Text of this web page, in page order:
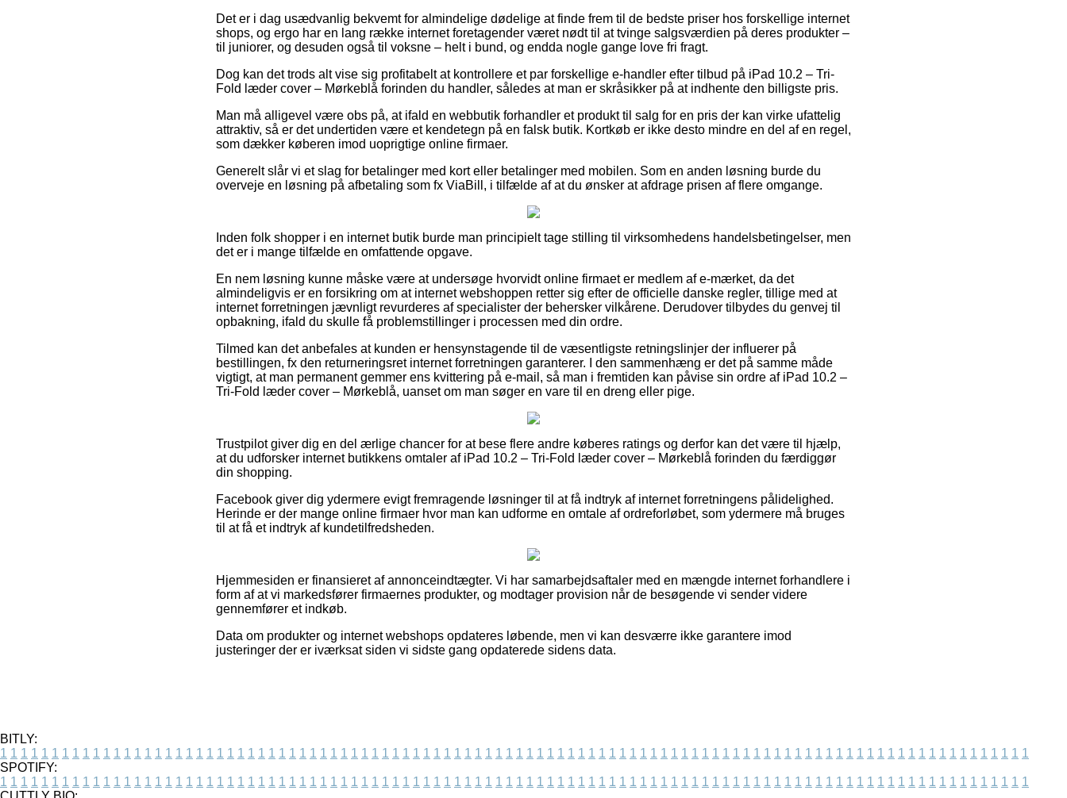
Det er i dag usædvanlig bekvemt for almindelige dødelige at finde frem til de bedste priser hos forskellige internet
shops, og ergo har en lang række internet foretagender været nødt til at tvinge salgsværdien på deres produkter –
til juniorer, og desuden også til voksne – helt i bund, og endda nogle gange love fri fragt.
Dog kan det trods alt vise sig profitabelt at kontrollere et par forskellige e-handler efter tilbud på iPad 10.2 – Tri-
Fold læder cover – Mørkeblå forinden du handler, således at man er skråsikker på at indhente den billigste pris.
Man må alligevel være obs på, at ifald en webbutik forhandler et produkt til salg for en pris der kan virke ufattelig
attraktiv, så er det undertiden være et kendetegn på en falsk butik. Kortkøb er ikke desto mindre en del af en regel,
som dækker køberen imod uoprigtige online firmaer.
Generelt slår vi et slag for betalinger med kort eller betalinger med mobilen. Som en anden løsning burde du
overveje en løsning på afbetaling som fx ViaBill, i tilfælde af at du ønsker at afdrage prisen af flere omgange.
Inden folk shopper i en internet butik burde man principielt tage stilling til virksomhedens handelsbetingelser, men
det er i mange tilfælde en omfattende opgave.
En nem løsning kunne måske være at undersøge hvorvidt online firmaet er medlem af e-mærket, da det
almindeligvis er en forsikring om at internet webshoppen retter sig efter de officielle danske regler, tillige med at
internet forretningen jævnligt revurderes af specialister der behersker vilkårene. Derudover tilbydes du genvej til
opbakning, ifald du skulle få problemstillinger i processen med din ordre.
Tilmed kan det anbefales at kunden er hensynstagende til de væsentligste retningslinjer der influerer på
bestillingen, fx den returneringsret internet forretningen garanterer. I den sammenhæng er det på samme måde
vigtigt, at man permanent gemmer ens kvittering på e-mail, så man i fremtiden kan påvise sin ordre af iPad 10.2 –
Tri-Fold læder cover – Mørkeblå, uanset om man søger en vare til en dreng eller pige.
Trustpilot giver dig en del ærlige chancer for at bese flere andre køberes ratings og derfor kan det være til hjælp,
at du udforsker internet butikkens omtaler af iPad 10.2 – Tri-Fold læder cover – Mørkeblå forinden du færdiggør
din shopping.
Facebook giver dig ydermere evigt fremragende løsninger til at få indtryk af internet forretningens pålidelighed.
Herinde er der mange online firmaer hvor man kan udforme en omtale af ordreforløbet, som ydermere må bruges
til at få et indtryk af kundetilfredsheden.
Hjemmesiden er finansieret af annonceindtægter. Vi har samarbejdsaftaler med en mængde internet forhandlere i
form af at vi markedsfører firmaernes produkter, og modtager provision når de besøgende vi sender videre
gennemfører et indkøb.
Data om produkter og internet webshops opdateres løbende, men vi kan desværre ikke garantere imod
justeringer der er iværksat siden vi sidste gang opdaterede sidens data.
BITLY:
1 1 1 1 1 1 1 1 1 1 1 1 1 1 1 1 1 1 1 1 1 1 1 1 1 1 1 1 1 1 1 1 1 1 1 1 1 1 1 1 1 1 1 1 1 1 1 1 1 1 1 1 1 1 1 1 1 1 1 1 1 1 1 1 1 1 1 1 1 1 1 1 1 1 1 1 1 1 1 1 1 1 1 1 1 1 1 1 1 1 1 1 1 1 1 1 1 1 1 1
SPOTIFY:
1 1 1 1 1 1 1 1 1 1 1 1 1 1 1 1 1 1 1 1 1 1 1 1 1 1 1 1 1 1 1 1 1 1 1 1 1 1 1 1 1 1 1 1 1 1 1 1 1 1 1 1 1 1 1 1 1 1 1 1 1 1 1 1 1 1 1 1 1 1 1 1 1 1 1 1 1 1 1 1 1 1 1 1 1 1 1 1 1 1 1 1 1 1 1 1 1 1 1 1